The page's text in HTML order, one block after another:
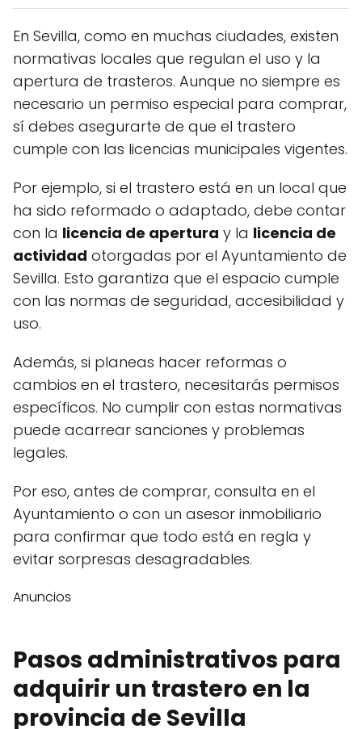
En Sevilla, como en muchas ciudades, existen
normativas locales que regulan el uso y la
apertura de trasteros. Aunque no siempre es
necesario un permiso especial para comprar,
sí debes asegurarte de que el trastero
cumple con las licencias municipales vigentes.
Por ejemplo, si el trastero está en un local que
ha sido reformado o adaptado, debe contar
con la licencia de apertura y la licencia de
actividad otorgadas por el Ayuntamiento de
Sevilla. Esto garantiza que el espacio cumple
con las normas de seguridad, accesibilidad y
uso.
Además, si planeas hacer reformas o
cambios en el trastero, necesitarás permisos
específicos. No cumplir con estas normativas
puede acarrear sanciones y problemas
legales.
Por eso, antes de comprar, consulta en el
Ayuntamiento o con un asesor inmobiliario
para confirmar que todo está en regla y
evitar sorpresas desagradables.
Anuncios
Pasos administrativos para
adquirir un trastero en la
provincia de Sevilla